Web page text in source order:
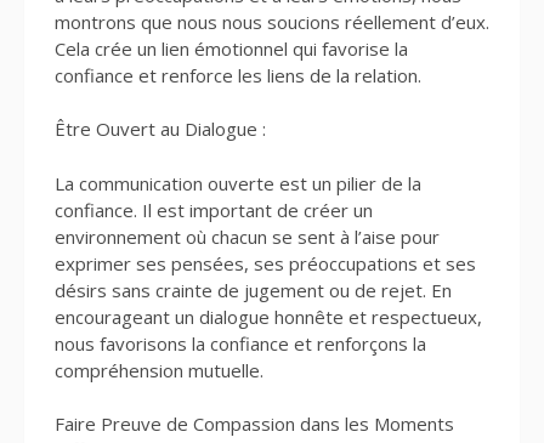
montrons que nous nous soucions réellement d’eux.
Cela crée un lien émotionnel qui favorise la
confiance et renforce les liens de la relation.
Être Ouvert au Dialogue :
La communication ouverte est un pilier de la
confiance. Il est important de créer un
environnement où chacun se sent à l’aise pour
exprimer ses pensées, ses préoccupations et ses
désirs sans crainte de jugement ou de rejet. En
encourageant un dialogue honnête et respectueux,
nous favorisons la confiance et renforçons la
compréhension mutuelle.
Faire Preuve de Compassion dans les Moments